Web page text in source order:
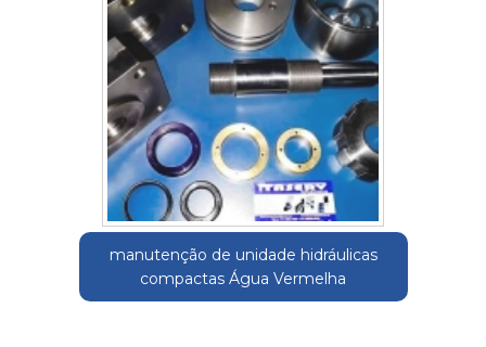
manutenção de unidade hidráulicas
compactas Água Vermelha